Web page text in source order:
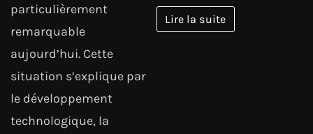
particulièrement
remarquable
aujourd’hui. Cette
situation s’explique par
le développement
technologique, la
Lire la suite